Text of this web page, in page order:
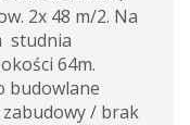
2x 48 m/2. Na
studnia
64m.
budowlane
/ brak